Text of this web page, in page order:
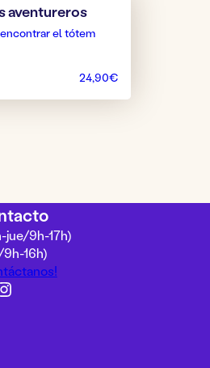
aventureros
encontrar el tótem
24,90€
jue/9h-17h)
16h)